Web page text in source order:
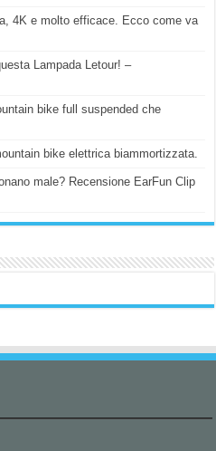
4K e molto efficace. Ecco come va
Lampada Letour! –
bike full suspended che
bike elettrica biammortizzata.
male? Recensione EarFun Clip